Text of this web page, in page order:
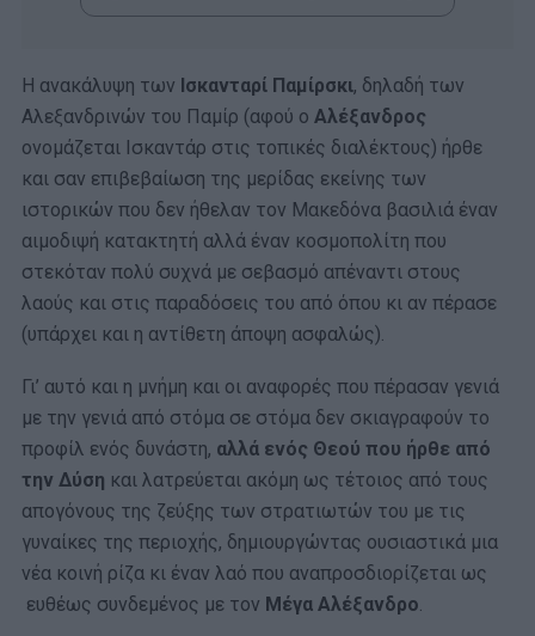
Η ανακάλυψη των Ισκανταρί Παμίρσκι, δηλαδή των
Αλεξανδρινών του Παμίρ (αφού ο Αλέξανδρος
ονομάζεται Ισκαντάρ στις τοπικές διαλέκτους) ήρθε
και σαν επιβεβαίωση της μερίδας εκείνης των
ιστορικών που δεν ήθελαν τον Μακεδόνα βασιλιά έναν
αιμοδιψή κατακτητή αλλά έναν κοσμοπολίτη που
στεκόταν πολύ συχνά με σεβασμό απέναντι στους
λαούς και στις παραδόσεις του από όπου κι αν πέρασε
(υπάρχει και η αντίθετη άποψη ασφαλώς).
Γι’ αυτό και η μνήμη και οι αναφορές που πέρασαν γενιά
με την γενιά από στόμα σε στόμα δεν σκιαγραφούν το
προφίλ ενός δυνάστη, αλλά ενός Θεού που ήρθε από
την Δύση και λατρεύεται ακόμη ως τέτοιος από τους
απογόνους της ζεύξης των στρατιωτών του με τις
γυναίκες της περιοχής, δημιουργώντας ουσιαστικά μια
νέα κοινή ρίζα κι έναν λαό που αναπροσδιορίζεται ως
ευθέως συνδεμένος με τον Μέγα Αλέξανδρο.